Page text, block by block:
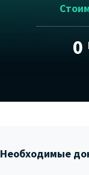
0
Необходимые